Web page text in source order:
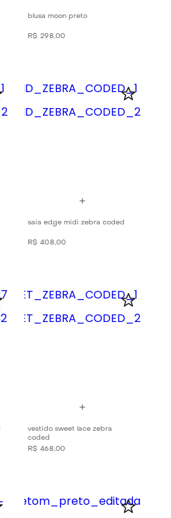
blusa moon preto
R$ 298,00
saia edge midi zebra coded
R$ 408,00
vestido sweet lace zebra
coded
R$ 468,00